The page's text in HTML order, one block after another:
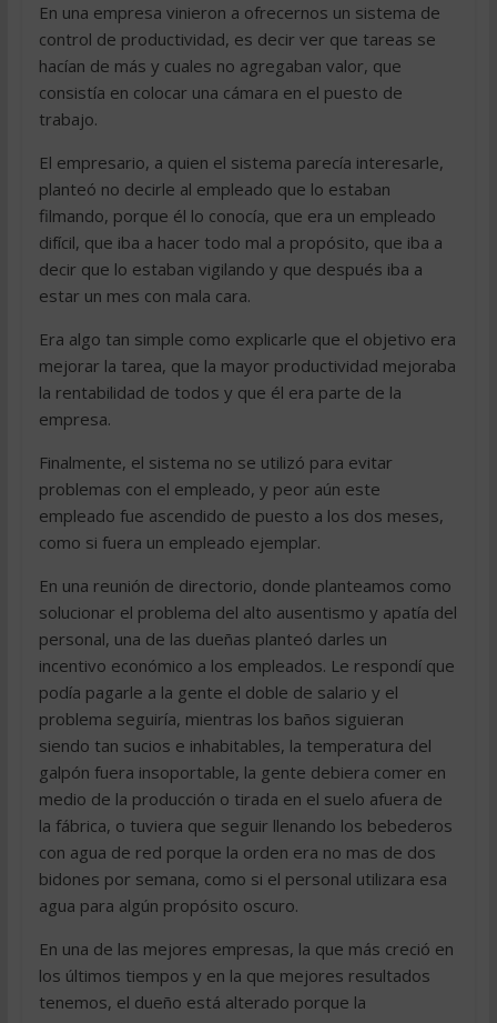
En una empresa vinieron a ofrecernos un sistema de
control de productividad, es decir ver que tareas se
hacían de más y cuales no agregaban valor, que
consistía en colocar una cámara en el puesto de
trabajo.
El empresario, a quien el sistema parecía interesarle,
planteó no decirle al empleado que lo estaban
filmando, porque él lo conocía, que era un empleado
difícil, que iba a hacer todo mal a propósito, que iba a
decir que lo estaban vigilando y que después iba a
estar un mes con mala cara.
Era algo tan simple como explicarle que el objetivo era
mejorar la tarea, que la mayor productividad mejoraba
la rentabilidad de todos y que él era parte de la
empresa.
Finalmente, el sistema no se utilizó para evitar
problemas con el empleado, y peor aún este
empleado fue ascendido de puesto a los dos meses,
como si fuera un empleado ejemplar.
En una reunión de directorio, donde planteamos como
solucionar el problema del alto ausentismo y apatía del
personal, una de las dueñas planteó darles un
incentivo económico a los empleados. Le respondí que
podía pagarle a la gente el doble de salario y el
problema seguiría, mientras los baños siguieran
siendo tan sucios e inhabitables, la temperatura del
galpón fuera insoportable, la gente debiera comer en
medio de la producción o tirada en el suelo afuera de
la fábrica, o tuviera que seguir llenando los bebederos
con agua de red porque la orden era no mas de dos
bidones por semana, como si el personal utilizara esa
agua para algún propósito oscuro.
En una de las mejores empresas, la que más creció en
los últimos tiempos y en la que mejores resultados
tenemos, el dueño está alterado porque la